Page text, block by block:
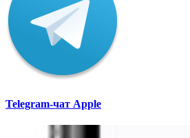
Telegram-чат Apple